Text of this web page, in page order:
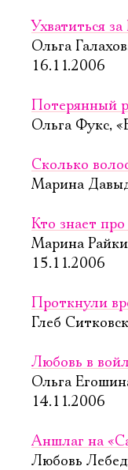
Ухватиться
Ольга
16.11.2006
Потерянный
Ольга Фукс,
Сколько
Марина
Кто знает
Марина
15.11.2006
Проткнули
Глеб
Любовь в
Ольга
14.11.2006
Аншлаг на
Любовь